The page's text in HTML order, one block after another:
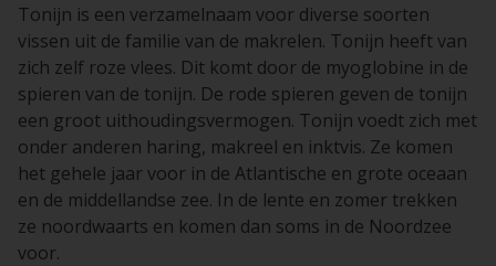
Tonijn is een verzamelnaam voor diverse soorten
vissen uit de familie van de makrelen. Tonijn heeft van
zich zelf roze vlees. Dit komt door de myoglobine in de
spieren van de tonijn. De rode spieren geven de tonijn
een groot uithoudingsvermogen. Tonijn voedt zich met
onder anderen haring, makreel en inktvis. Ze komen
het gehele jaar voor in de Atlantische en grote oceaan
en de middellandse zee. In de lente en zomer trekken
ze noordwaarts en komen dan soms in de Noordzee
voor.